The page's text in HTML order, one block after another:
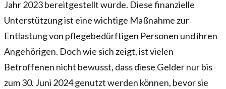
Jahr 2023 bereitgestellt wurde. Diese finanzielle
Unterstützung ist eine wichtige Maßnahme zur
Entlastung von pflegebedürftigen Personen und ihren
Angehörigen. Doch wie sich zeigt, ist vielen
Betroffenen nicht bewusst, dass diese Gelder nur bis
zum 30. Juni 2024 genutzt werden können, bevor sie